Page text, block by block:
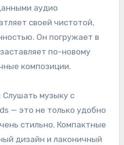
аудио
своей чистотой,
Он погружает в
по-новому
композиции.
: Слушать музыку с
— это не только удобно
стильно. Компактные
дизайн и лаконичный